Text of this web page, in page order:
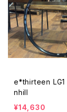
e*thirteen
nhill
¥14,630